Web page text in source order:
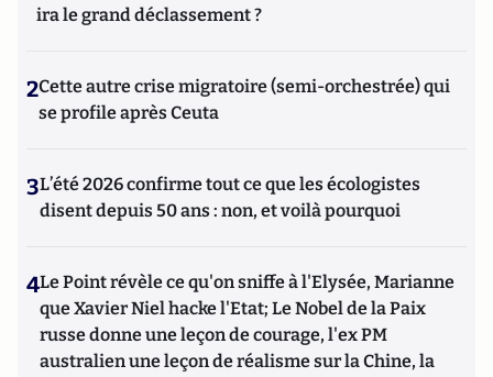
ira le grand déclassement ?
2Cette autre crise migratoire (semi-orchestrée) qui
se profile après Ceuta
3L’été 2026 confirme tout ce que les écologistes
disent depuis 50 ans : non, et voilà pourquoi
4Le Point révèle ce qu'on sniffe à l'Elysée, Marianne
que Xavier Niel hacke l'Etat; Le Nobel de la Paix
russe donne une leçon de courage, l'ex PM
australien une leçon de réalisme sur la Chine, la